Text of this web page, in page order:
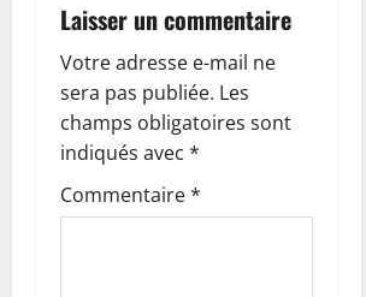
t
i
o
n
d
Laisser un commentaire
Votre adresse e-mail ne
sera pas publiée. Les
champs obligatoires sont
indiqués avec *
Commentaire*